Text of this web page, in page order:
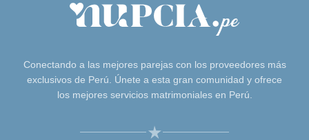
Conectando a las mejores parejas con los proveedores más
exclusivos de Perú. Únete a esta gran comunidad y ofrece
los mejores servicios matrimoniales en Perú.